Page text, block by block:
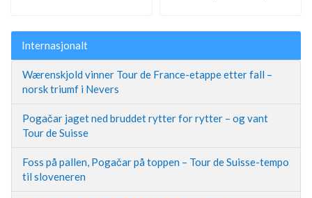
Internasjonalt
Wærenskjold vinner Tour de France-etappe etter fall –
norsk triumf i Nevers
Pogačar jaget ned bruddet rytter for rytter – og vant
Tour de Suisse
Foss på pallen, Pogačar på toppen – Tour de Suisse-tempo
til sloveneren